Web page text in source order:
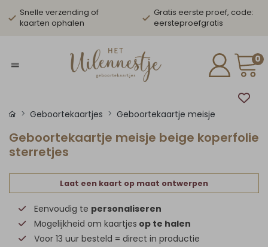
Snelle verzending of
kaarten ophalen
Gratis eerste proef, code:
eersteproefgratis
0
Geboortekaartjes Geboortekaartje meisje
Geboortekaartje meisje beige koperfolie
sterretjes
Laat een kaart op maat ontwerpen
Eenvoudig te personaliseren
Mogelijkheid om kaartjes op te halen
Voor 13 uur besteld = direct in productie